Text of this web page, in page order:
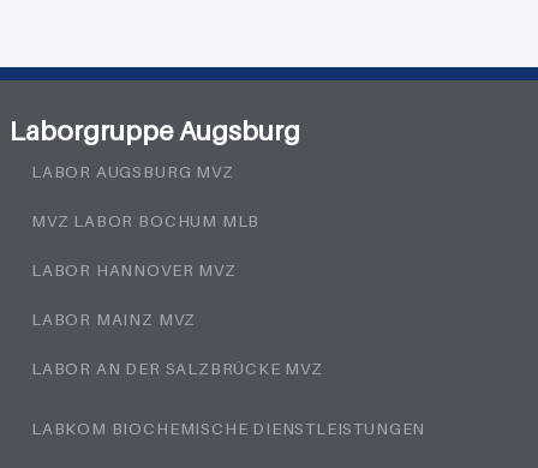
Laborgruppe Augsburg
LABOR AUGSBURG MVZ
MVZ LABOR BOCHUM MLB
LABOR HANNOVER MVZ
LABOR MAINZ MVZ
LABOR AN DER SALZBRÜCKE MVZ
LABKOM BIOCHEMISCHE DIENSTLEISTUNGEN